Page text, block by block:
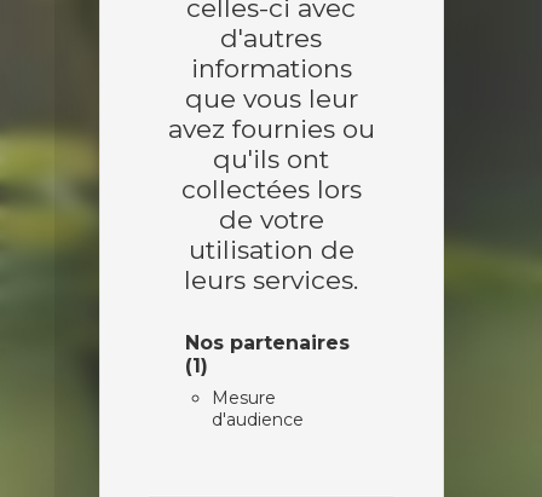
celles-ci avec
d'autres
informations
que vous leur
avez fournies ou
qu'ils ont
collectées lors
de votre
utilisation de
leurs services.
Nos partenaires
(1)
Mesure
d'audience